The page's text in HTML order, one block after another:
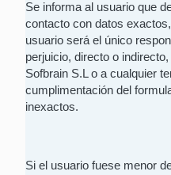
Se informa al usuario que
contacto con datos
usuario será el único
perjuicio, directo o
Sofbrain S.L o a cualquier
cumplimentación del
inexactos.
Si el usuario fuese menor